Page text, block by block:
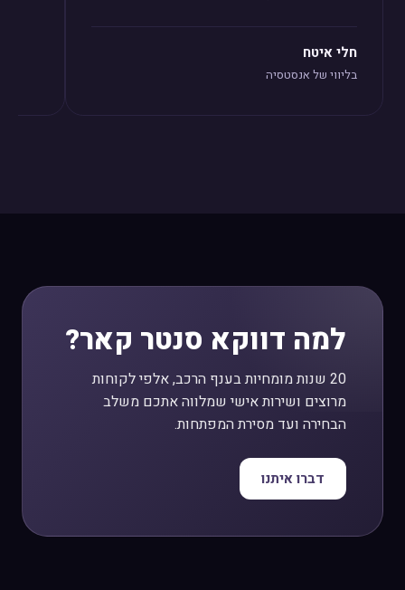
חלי איטח
בליווי של אנסטסיה
למה דווקא סנטר קאר?
20 שנות מומחיות בענף הרכב, אלפי לקוחות
מרוצים ושירות אישי שמלווה אתכם משלב
הבחירה ועד מסירת המפתחות.
דברו איתנו